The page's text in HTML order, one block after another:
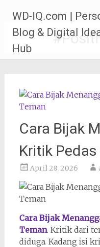
konten
WD-IQ.com |
Blog & Digital
Hub
Cara Bijak
Kritik
April 28, 2026
Cara Bijak
Teman. Kritik dari
diduga. Kadang isi